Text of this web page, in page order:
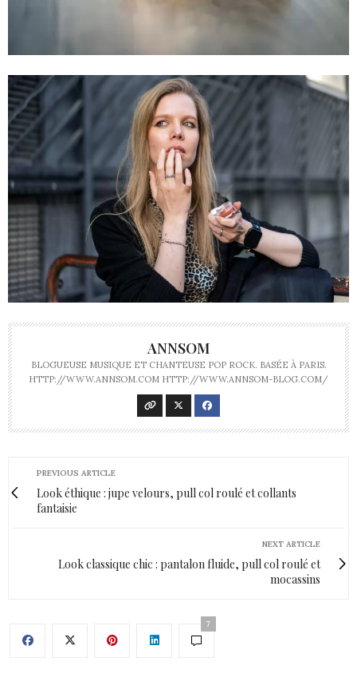
ANNSOM
BLOGUEUSE MUSIQUE ET CHANTEUSE POP ROCK. BASÉE À PARIS.
HTTP://WWW.ANNSOM.COM HTTP://WWW.ANNSOM-BLOG.COM/
PREVIOUS ARTICLE
Look éthique : jupe velours, pull col roulé et collants
fantaisie
NEXT ARTICLE
Look classique chic : pantalon fluide, pull col roulé et
mocassins
7